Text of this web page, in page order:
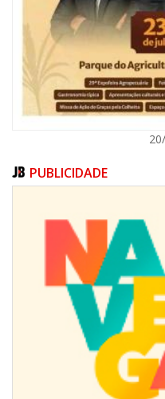
pilhas à logística reversa
GERAL
PUBLICIDADE